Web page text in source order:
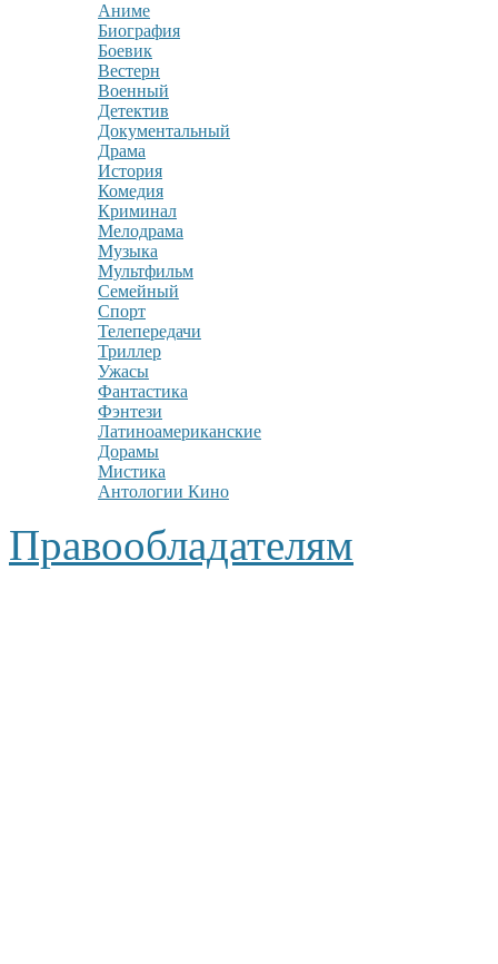
Аниме
Биография
Боевик
Вестерн
Военный
Детектив
Документальный
Драма
История
Комедия
Криминал
Мелодрама
Музыка
Мультфильм
Семейный
Спорт
Телепередачи
Триллер
Ужасы
Фантастика
Фэнтези
Латиноамериканские
Дорамы
Мистика
Антологии Кино
Правообладателям